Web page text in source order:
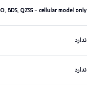
BDS, QZSS - cellular model only
ندارد
ندارد